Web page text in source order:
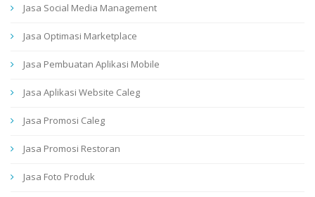
Jasa Social Media Management
Jasa Optimasi Marketplace
Jasa Pembuatan Aplikasi Mobile
Jasa Aplikasi Website Caleg
Jasa Promosi Caleg
Jasa Promosi Restoran
Jasa Foto Produk